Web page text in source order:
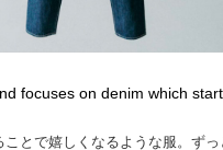
focuses on denim which
ことで嬉しくなるような服。ず